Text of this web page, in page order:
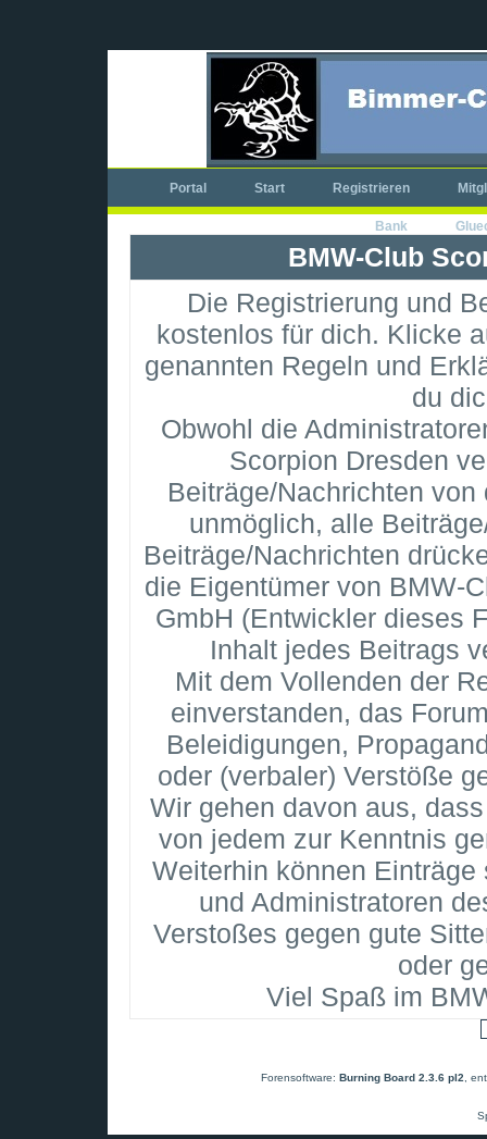
Portal Start Registrieren
Bank
BMW-Club
Die Registrierung und
kostenlos für dich. Klicke
genannten Regeln und
du
Obwohl die
Scorpion Dresden
Beiträge/Nachrichten
unmöglich, alle
Beiträge/Nachrichten
die Eigentümer von BMW-
GmbH (Entwickler dieses
Inhalt jedes Beitrags
Mit dem Vollenden der
einverstanden, das
Beleidigungen,
oder (verbaler) Verstöße
Wir gehen davon aus,
von jedem zur Kenntnis
Weiterhin können
und Administratoren
Verstoßes gegen gute
oder
Viel Spaß im
Forensoftware: Burning Board 2.3.6 pl2 ,